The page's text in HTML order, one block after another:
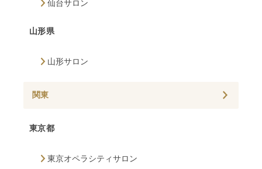
仙台サロン
山形県
山形サロン
関東
東京都
東京オペラシティサロン